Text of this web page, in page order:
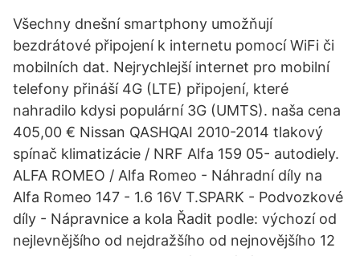
Všechny dnešní smartphony umožňují
bezdrátové připojení k internetu pomocí WiFi či
mobilních dat. Nejrychlejší internet pro mobilní
telefony přináší 4G (LTE) připojení, které
nahradilo kdysi populární 3G (UMTS). naša cena
405,00 € Nissan QASHQAI 2010-2014 tlakový
spínač klimatizácie / NRF Alfa 159 05- autodiely.
ALFA ROMEO / Alfa Romeo - Náhradní díly na
Alfa Romeo 147 - 1.6 16V T.SPARK - Podvozkové
díly - Nápravnice a kola Řadit podle: výchozí od
nejlevnějšího od nejdražšího od nejnovějšího 12